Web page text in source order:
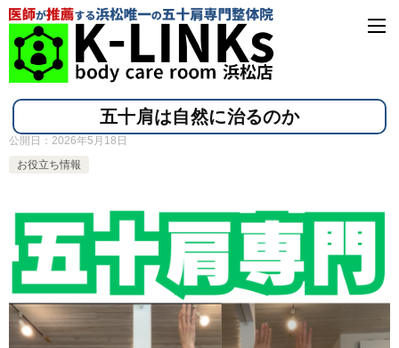
五十肩は自然に治るのか
公開日： 2026年5月18日
お役立ち情報